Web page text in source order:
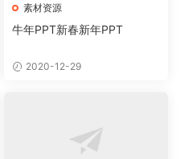
素材资源
牛年PPT新春新年PPT
2020-12-29